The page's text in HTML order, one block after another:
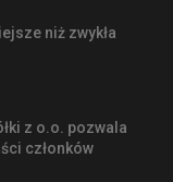
niż zwykła
z o.o. pozwala
członków